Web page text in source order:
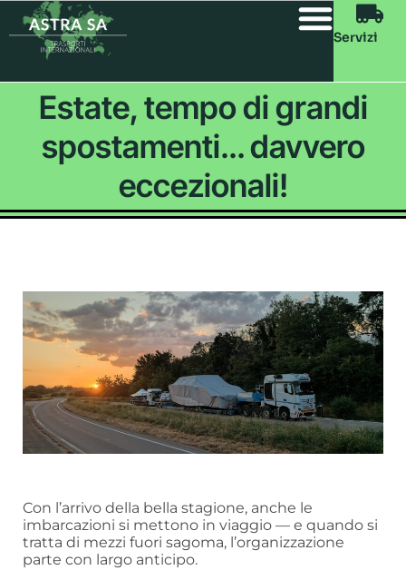
Servizi
Estate, tempo di grandi
spostamenti… davvero
eccezionali!
Con l’arrivo della bella stagione, anche le
imbarcazioni si mettono in viaggio — e quando si
tratta di mezzi fuori sagoma, l’organizzazione
parte con largo anticipo.